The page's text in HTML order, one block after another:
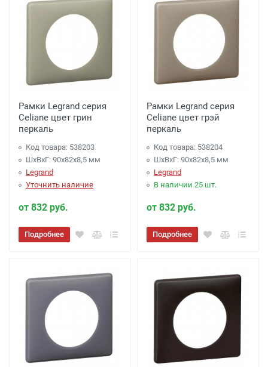
Рамки Legrand серия
Celiane цвет грин
перкаль
Код товара: 538203
ШхВхГ: 90x82x8,5 мм
Legrand
Уточнить наличие
от 832 руб.
Подробнее
Рамки Legrand серия
Celiane цвет грэй
перкаль
Код товара: 538204
ШхВхГ: 90x82x8,5 мм
Legrand
В наличии 25 шт.
от 832 руб.
Подробнее